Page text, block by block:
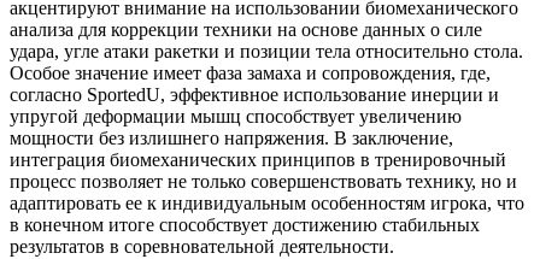
акцентируют внимание на использовании биомеханического
анализа для коррекции техники на основе данных о силе
удара, угле атаки ракетки и позиции тела относительно стола.
Особое значение имеет фаза замаха и сопровождения, где,
согласно SportedU, эффективное использование инерции и
упругой деформации мышц способствует увеличению
мощности без излишнего напряжения. В заключение,
интеграция биомеханических принципов в тренировочный
процесс позволяет не только совершенствовать технику, но и
адаптировать ее к индивидуальным особенностям игрока, что
в конечном итоге способствует достижению стабильных
результатов в соревновательной деятельности.